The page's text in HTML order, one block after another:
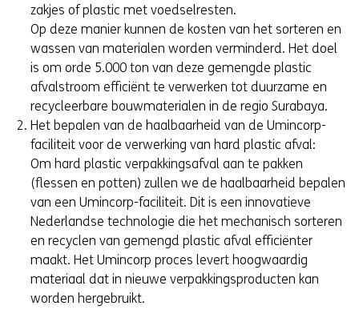
zakjes of plastic met voedselresten.
Op deze manier kunnen de kosten van het sorteren en
wassen van materialen worden verminderd. Het doel
is om orde 5.000 ton van deze gemengde plastic
afvalstroom efficiënt te verwerken tot duurzame en
recycleerbare bouwmaterialen in de regio Surabaya.
Het bepalen van de haalbaarheid van de Umincorp-
faciliteit voor de verwerking van hard plastic afval:
Om hard plastic verpakkingsafval aan te pakken
(flessen en potten) zullen we de haalbaarheid bepalen
van een Umincorp-faciliteit. Dit is een innovatieve
Nederlandse technologie die het mechanisch sorteren
en recyclen van gemengd plastic afval efficiënter
maakt. Het Umincorp proces levert hoogwaardig
materiaal dat in nieuwe verpakkingsproducten kan
worden hergebruikt.